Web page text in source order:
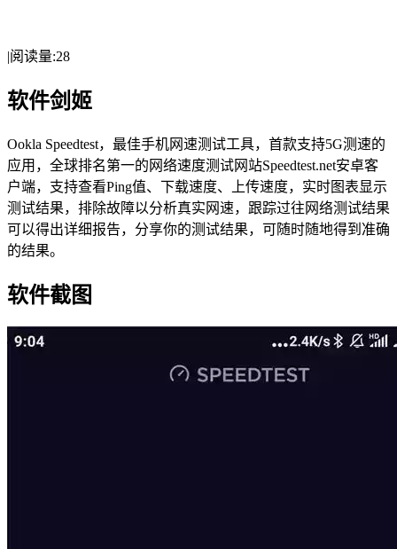
|阅读量:28
软件剑姬
Ookla Speedtest，最佳手机网速测试工具，首款支持5G测速的
应用，全球排名第一的网络速度测试网站Speedtest.net安卓客
户端，支持查看Ping值、下载速度、上传速度，实时图表显示
测试结果，排除故障以分析真实网速，跟踪过往网络测试结果
可以得出详细报告，分享你的测试结果，可随时随地得到准确
的结果。
软件截图